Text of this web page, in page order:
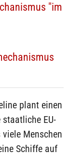
"im
plant einen
EU-
Menschen
Schiffe auf